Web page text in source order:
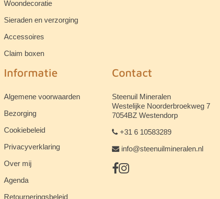
Woondecoratie
Sieraden en verzorging
Accessoires
Claim boxen
Informatie
Algemene voorwaarden
Bezorging
Cookiebeleid
Privacyverklaring
Over mij
Agenda
Retourneringsbeleid
Contact
Steenuil Mineralen
Westelijke Noorderbroekweg 7
7054BZ Westendorp
+31 6 10583289
info@steenuilmineralen.nl